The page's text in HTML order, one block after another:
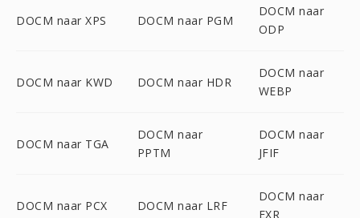
DOCM naar XPS DOCM naar PGM
DOCM naar
ODP
DOCM naar KWD DOCM naar HDR
DOCM naar
WEBP
DOCM naar TGA
DOCM naar
PPTM
DOCM naar
JFIF
DOCM naar PCX DOCM naar LRF
DOCM naar
EXR